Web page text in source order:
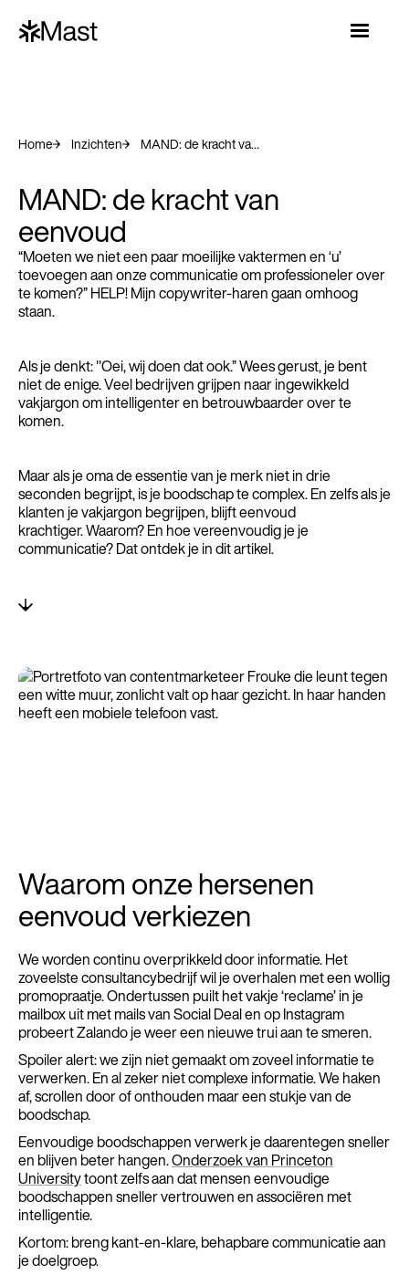
Home Inzichten MAND: de kracht van eenvoud
MAND: de kracht van
eenvoud
“Moeten we niet een paar moeilijke vaktermen en ‘u’
toevoegen aan onze communicatie om professioneler over
te komen?” HELP! Mijn copywriter-haren gaan omhoog
staan.
Als je denkt: "Oei, wij doen dat ook.” Wees gerust, je bent
niet de enige. Veel bedrijven grijpen naar ingewikkeld
vakjargon om intelligenter en betrouwbaarder over te
komen.
Maar als je oma de essentie van je merk niet in drie
seconden begrijpt, is je boodschap te complex. En zelfs als je
klanten je vakjargon begrijpen, blijft eenvoud
krachtiger. Waarom? En hoe vereenvoudig je je
communicatie? Dat ontdek je in dit artikel.
Waarom onze hersenen
eenvoud verkiezen
We worden continu overprikkeld door informatie. Het
zoveelste consultancybedrijf wil je overhalen met een wollig
promopraatje. Ondertussen puilt het vakje ‘reclame’ in je
mailbox uit met mails van Social Deal en op Instagram
probeert Zalando je weer een nieuwe trui aan te smeren.
Spoiler alert: we zijn niet gemaakt om zoveel informatie te
verwerken. En al zeker niet complexe informatie. We haken
af, scrollen door of onthouden maar een stukje van de
boodschap.
Eenvoudige boodschappen verwerk je daarentegen sneller
en blijven beter hangen.Onderzoek van Princeton
Universitytoont zelfs aan dat mensen eenvoudige
boodschappen sneller vertrouwen en associëren met
intelligentie.
Kortom: breng kant-en-klare, behapbare communicatie aan
je doelgroep.